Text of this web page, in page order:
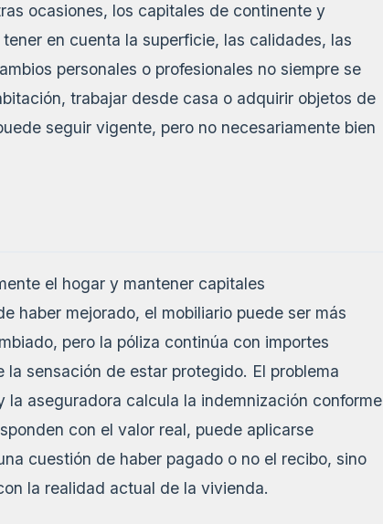
ocasiones, los capitales de continente y
en cuenta la superficie, las calidades, las
personales o profesionales no siempre se
trabajar desde casa o adquirir objetos de
seguir vigente, pero no necesariamente bien
el hogar y mantener capitales
haber mejorado, el mobiliario puede ser más
pero la póliza continúa con importes
sensación de estar protegido. El problema
aseguradora calcula la indemnización conforme
con el valor real, puede aplicarse
cuestión de haber pagado o no el recibo, sino
la realidad actual de la vivienda.